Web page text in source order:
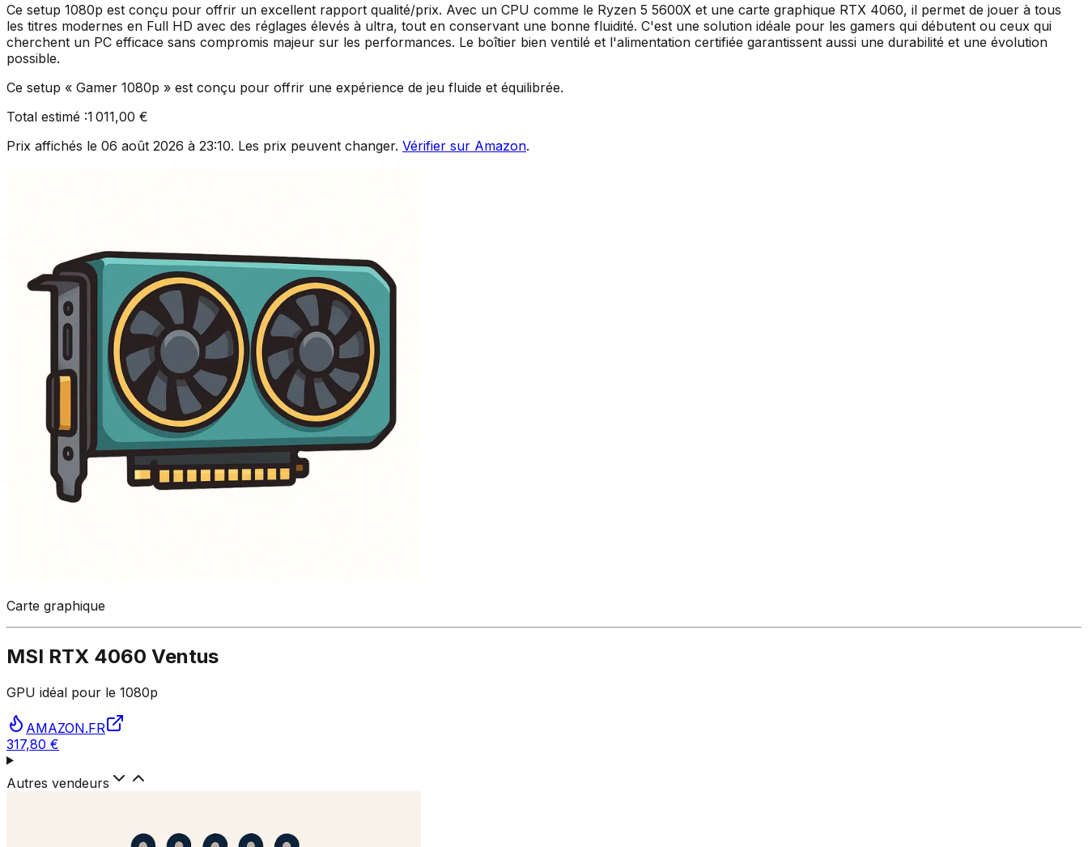
Ce setup 1080p est conçu pour offrir un excellent rapport qualité/prix. Avec un CPU comme le Ryzen 5 5600X et une carte graphique RTX 4060, il permet de jouer à tous
les titres modernes en Full HD avec des réglages élevés à ultra, tout en conservant une bonne fluidité. C'est une solution idéale pour les gamers qui débutent ou ceux qui
cherchent un PC efficace sans compromis majeur sur les performances. Le boîtier bien ventilé et l'alimentation certifiée garantissent aussi une durabilité et une évolution
possible.
Ce setup « Gamer 1080p » est conçu pour offrir une expérience de jeu fluide et équilibrée.
Total estimé :1 011,00 €
Prix affichés le 06 août 2026 à 23:10. Les prix peuvent changer. Vérifier sur Amazon.
Carte graphique
MSI RTX 4060 Ventus
GPU idéal pour le 1080p
AMAZON.FR
317,80 €
Autres vendeurs